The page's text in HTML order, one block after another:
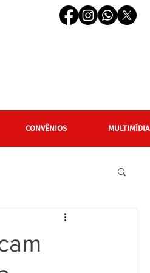
CONVÊNIOS MULTIMÍDIA
Editais